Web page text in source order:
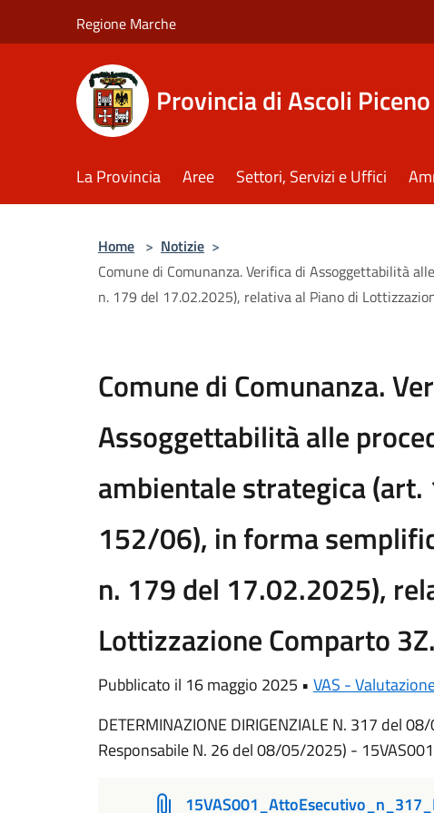
Regione Marche
Provincia di Ascoli Piceno
La Provincia Aree Settori, Servizi e Uffici
Home > Notizie >
Comune di Comunanza. Verifica di Assoggettabilità
n. 179 del 17.02.2025), relativa al Piano di
Comune di Comunanza.
Assoggettabilità alle
ambientale strategica (art.
152/06), in forma
n. 179 del 17.02.2025),
Lottizzazione Comparto
Pubblicato il 16 maggio 2025 • VAS -
DETERMINAZIONE DIRIGENZIALE N. 317 del
Responsabile N. 26 del 08/05/2025) - 15VAS001